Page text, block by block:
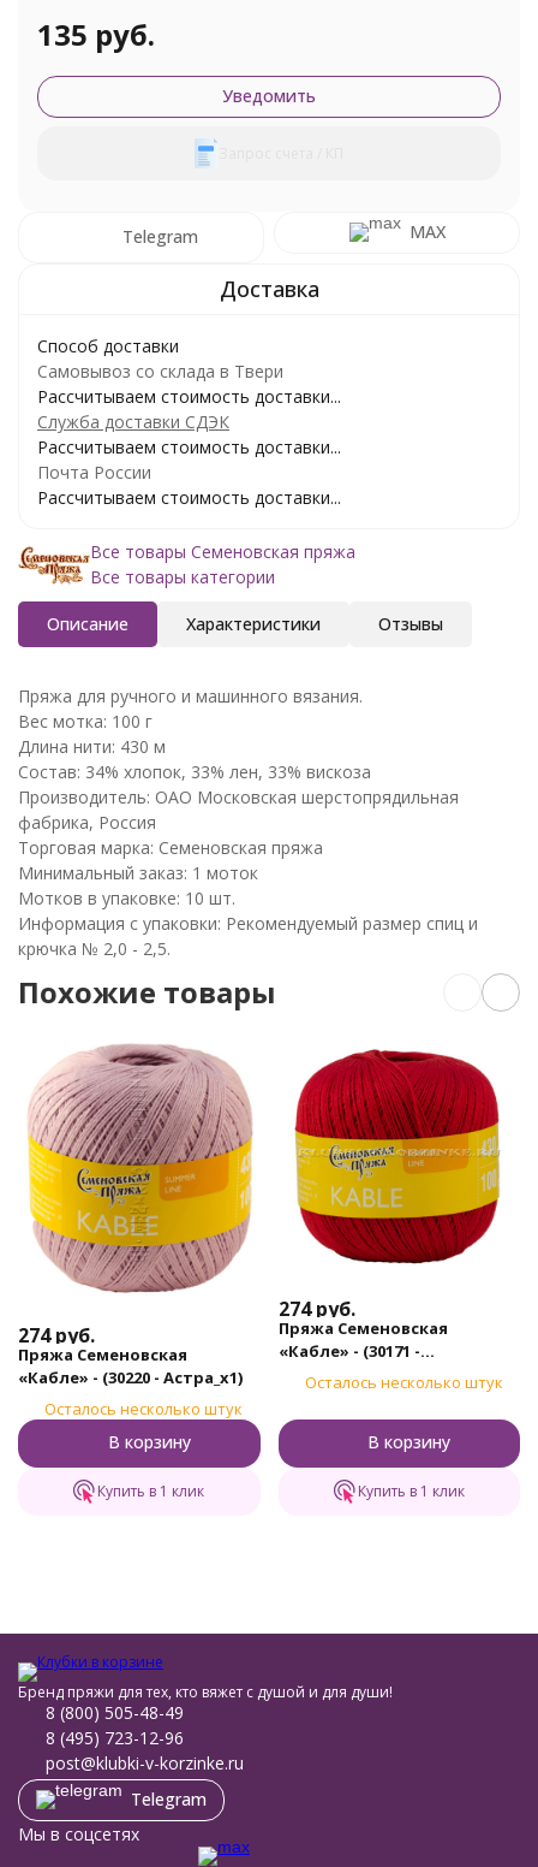
135 руб.
Уведомить
Telegram MAX
Способ доставки
Самовывоз со склада в Твери
Рассчитываем стоимость доставки...
Служба доставки СДЭК
Рассчитываем стоимость доставки...
Почта России
Рассчитываем стоимость доставки...
Все товары Семеновская пряжа
Все товары категории
Описание Характеристики Отзывы
Пряжа для ручного и машинного вязания.
Вес мотка: 100 г
Длина нити: 430 м
Состав: 34% хлопок, 33% лен, 33% вискоза
Производитель: ОАО Московская шерстопрядильная
фабрика, Россия
Торговая марка: Семеновская пряжа
Минимальный заказ: 1 моток
Мотков в упаковке: 10 шт.
Информация с упаковки: Рекомендуемый размер спиц и
крючка № 2,0 - 2,5.
Похожие товары
274 руб.
Пряжа Семеновская
«Кабле» - (30220 - Астра_x1)
Осталось несколько штук
В корзину
Купить в 1 клик
274 руб.
Пряжа Семеновская
«Кабле» - (30171 -
Гвоздика_х1)
Осталось несколько штук
В корзину
Купить в 1 клик
Бренд пряжи для тех, кто вяжет с душой и для души!
8 (800) 505-48-49
8 (495) 723-12-96
post@klubki-v-korzinke.ru
Telegram
Мы в соцсетях